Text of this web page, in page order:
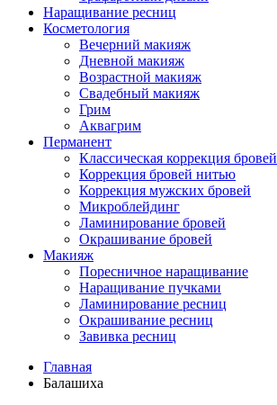
Наращивание ресниц
Косметология
Вечерний макияж
Дневной макияж
Возрастной макияж
Свадебный макияж
Грим
Аквагрим
Перманент
Классическая коррекция бровей
Коррекция бровей нитью
Коррекция мужских бровей
Микроблейдинг
Ламинирование бровей
Окрашивание бровей
Макияж
Поресничное наращивание
Наращивание пучками
Ламинирование ресниц
Окрашивание ресниц
Завивка ресниц
Главная
Балашиха